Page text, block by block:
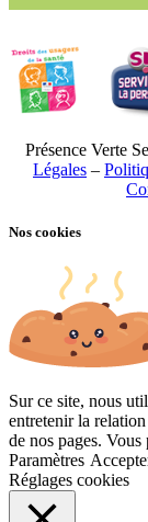
Présence Verte
Légales –
Nos cookies
Sur ce site, nous
entretenir la
de nos pages.
Paramètres
Réglages cookies